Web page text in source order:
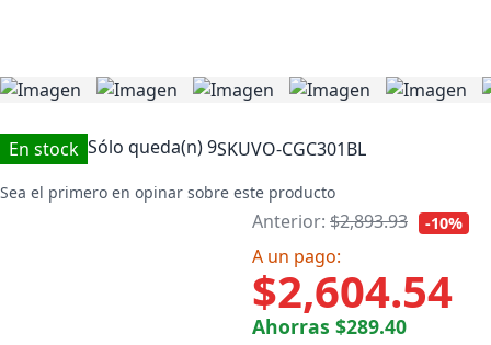
En stock Sólo queda(n)9SKUVO-CGC301BL
Sea el primero en opinar sobre este producto
Anterior: $2,893.93 -10%
A un pago:
$2,604.54
Ahorras $289.40